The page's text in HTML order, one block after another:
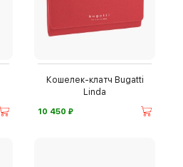
Кошелек-клатч Bugatti
Linda
10 450 ⃏